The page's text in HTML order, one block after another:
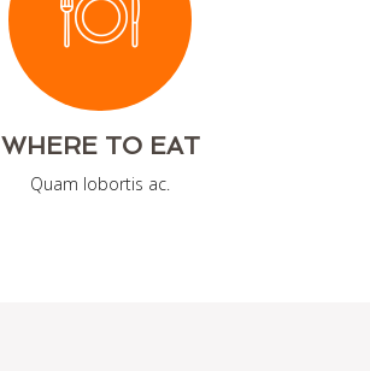
WHERE TO EAT
Quam lobortis ac.